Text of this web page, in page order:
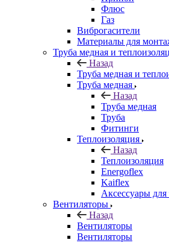
Флюс
Газ
Виброгасители
Материалы для
Труба медная и
Назад
Труба медная и
Труба медная
Назад
Труба медная
Труба
Фитинги
Теплоизоляция
Назад
Теплоизоляция
Energoflex
Kaiflex
Аксессуары
Вентиляторы
Назад
Вентиляторы
Вентиляторы